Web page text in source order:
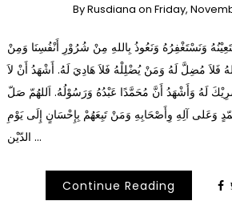
ByRusdiana on Friday,
وَنَسْتَغْفِرُهُ وَنَعُوذُ بِاللهِ مِنْ شُرُوْرِ أَنْفُسِنَا وَمِنْ
فَلاَ مُضِلَّ لَهُ وَمَنْ يُضْلِلْهُ فَلاَ هَادِيَ لَهُ. أَشْهَدُ أَنْ لاَ
شَرِيْكَ لَهُ وَأَشْهَدُ أَنَّ مُحَمَّدًا عَبْدُهُ وَرَسُوْلُهُ. اَللهُمّ صَلّ
وَعَلى آلِهِ وِأَصْحَابِهِ وَمَنْ تَبِعَهُمْ بِإِحْسَانٍ إِلَى يَوْمِ
الدّيْن …
Continue Reading